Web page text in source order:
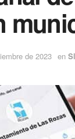
de 2023 en